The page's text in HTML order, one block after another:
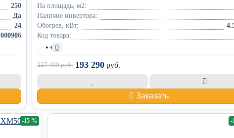
250
Да
24
000906
На площадь, м2:
Наличие инвертора:
Обогрев, кВт:
Код товара:
• 0
227 400руб. 193 290 руб.
Заказать
-15 % -